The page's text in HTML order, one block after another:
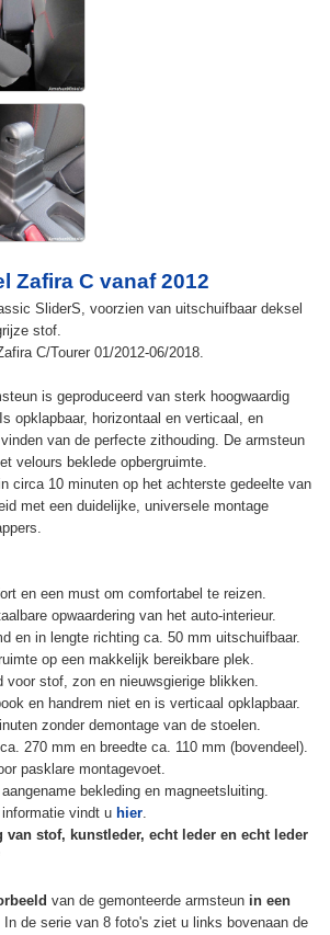
Zafira C vanaf 2012
SliderS, voorzien van uitschuifbaar deksel
stof.
C/Tourer 01/2012-06/2018.
is geproduceerd van sterk hoogwaardig
opklapbaar, horizontaal en verticaal, en
van de perfecte zithouding. De armsteun
velours beklede opbergruimte.
circa 10 minuten op het achterste gedeelte van
met een duidelijke, universele montage
en een must om comfortabel te reizen.
opwaardering van het auto-interieur.
en in lengte richting ca. 50 mm uitschuifbaar.
op een makkelijk bereikbare plek.
voor stof, zon en nieuwsgierige blikken.
en handrem niet en is verticaal opklapbaar.
zonder demontage van de stoelen.
270 mm en breedte ca. 110 mm (bovendeel).
pasklare montagevoet.
bekleding en magneetsluiting.
vindt u hier.
van stof, kunstleder, echt leder en echt leder
van de gemonteerde armsteun in een
In de serie van 8 foto's ziet u links bovenaan de